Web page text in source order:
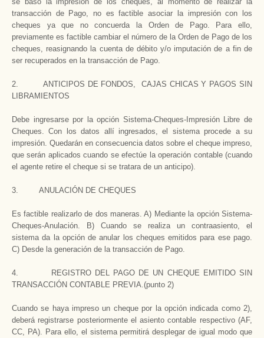
transacción de Pago, no es factible asociar la impresión con los
cheques ya que no concuerda la Orden de Pago. Para ello,
previamente es factible cambiar el número de la Orden de Pago de los
cheques, reasignando la cuenta de débito y/o imputación de a fin de
ser recuperados en la transacción de Pago.
2. ANTICIPOS DE FONDOS, CAJAS CHICAS Y PAGOS SIN
LIBRAMIENTOS
Debe ingresarse por la opción Sistema-Cheques-Impresión Libre de
Cheques. Con los datos allí ingresados, el sistema procede a su
impresión. Quedarán en consecuencia datos sobre el cheque impreso,
que serán aplicados cuando se efectúe la operación contable (cuando
el agente retire el cheque si se tratara de un anticipo).
3. ANULACIÓN DE CHEQUES
Es factible realizarlo de dos maneras. A) Mediante la opción Sistema-
Cheques-Anulación. B) Cuando se realiza un contraasiento, el
sistema da la opción de anular los cheques emitidos para ese pago.
C) Desde la generación de la transacción de Pago.
4. REGISTRO DEL PAGO DE UN CHEQUE EMITIDO SIN
TRANSACCIÓN CONTABLE PREVIA.(punto 2)
Cuando se haya impreso un cheque por la opción indicada como 2),
deberá registrarse posteriormente el asiento contable respectivo (AF,
CC, PA). Para ello, el sistema permitirá desplegar de igual modo que